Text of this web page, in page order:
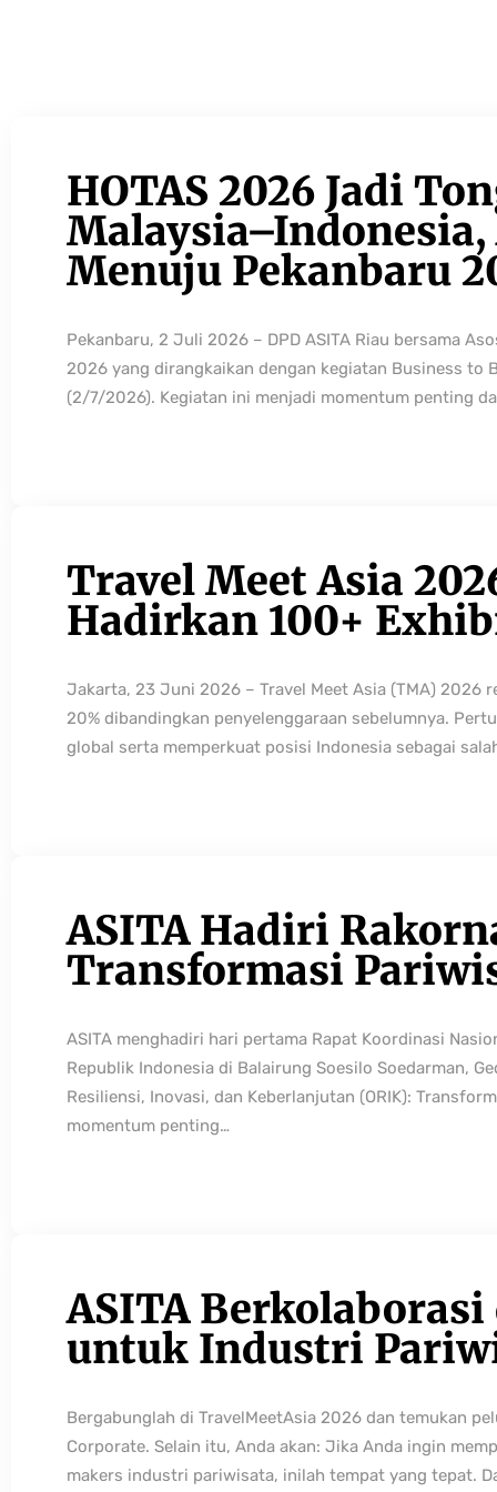
HOTAS 2026 Jadi
Menuju Pekanbaru
Pekanbaru, 2 Juli 2026 – DPD ASITA Riau bersama
2026 yang dirangkaikan dengan kegiatan Business to
(2/7/2026). Kegiatan ini menjadi momentum penting
Travel Meet Asia
Hadirkan 100+
Jakarta, 23 Juni 2026 – Travel Meet Asia (TMA) 2026
20% dibandingkan penyelenggaraan sebelumnya.
global serta memperkuat posisi Indonesia sebagai
ASITA Hadiri
Transformasi
ASITA menghadiri hari pertama Rapat Koordinasi
Republik Indonesia di Balairung Soesilo Soedarman,
Resiliensi, Inovasi, dan Keberlanjutan (ORIK):
momentum penting…
ASITA
untuk Industri
Bergabunglah di TravelMeetAsia 2026 dan temukan
Corporate. Selain itu, Anda akan: Jika Anda ingin
makers industri pariwisata, inilah tempat yang tepat.